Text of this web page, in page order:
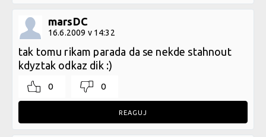
marsDC
16.6.2009 v 14:32
tak tomu rikam parada da se nekde stahnout
kdyztak odkaz dik :)
0 0
REAGUJ